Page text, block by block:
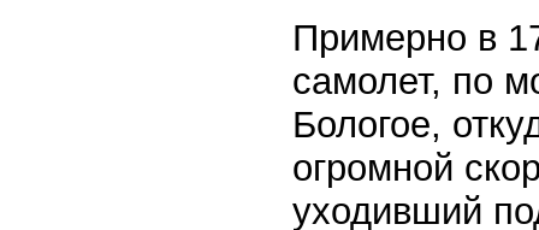
Примерно в
самолет, по
Бологое,
огромной
уходивший